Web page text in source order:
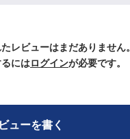
レビューはまだありません。
にはログインが必要です。
ューを書く